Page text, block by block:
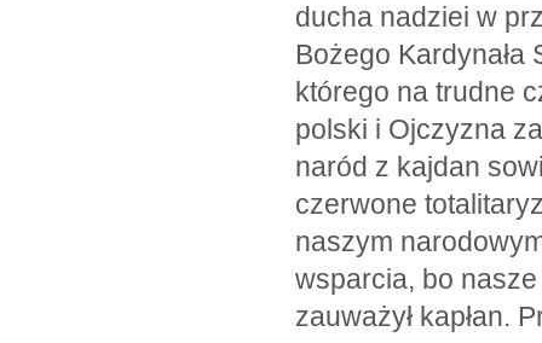
ducha nadziei w
Bożego
którego na trudne
polski i Ojczyzna
naród z kajdan
czerwone
naszym
wsparcia, bo nasze
zauważył kapłan.